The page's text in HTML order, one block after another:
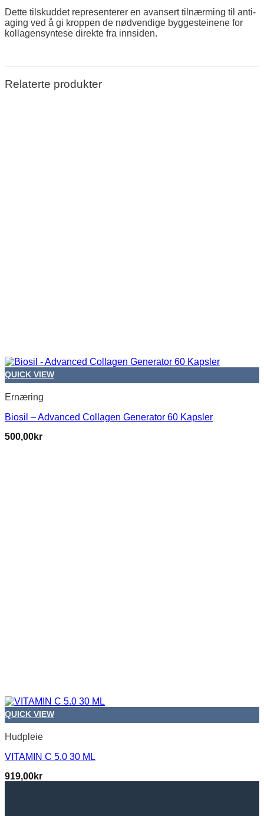
Dette tilskuddet representerer en avansert tilnærming til anti-
aging ved å gi kroppen de nødvendige byggesteinene for
kollagensyntese direkte fra innsiden.
Relaterte produkter
QUICK VIEW
Ernæring
Biosil – Advanced Collagen Generator 60 Kapsler
500,00kr
QUICK VIEW
Hudpleie
VITAMIN C 5.0 30 ML
919,00kr